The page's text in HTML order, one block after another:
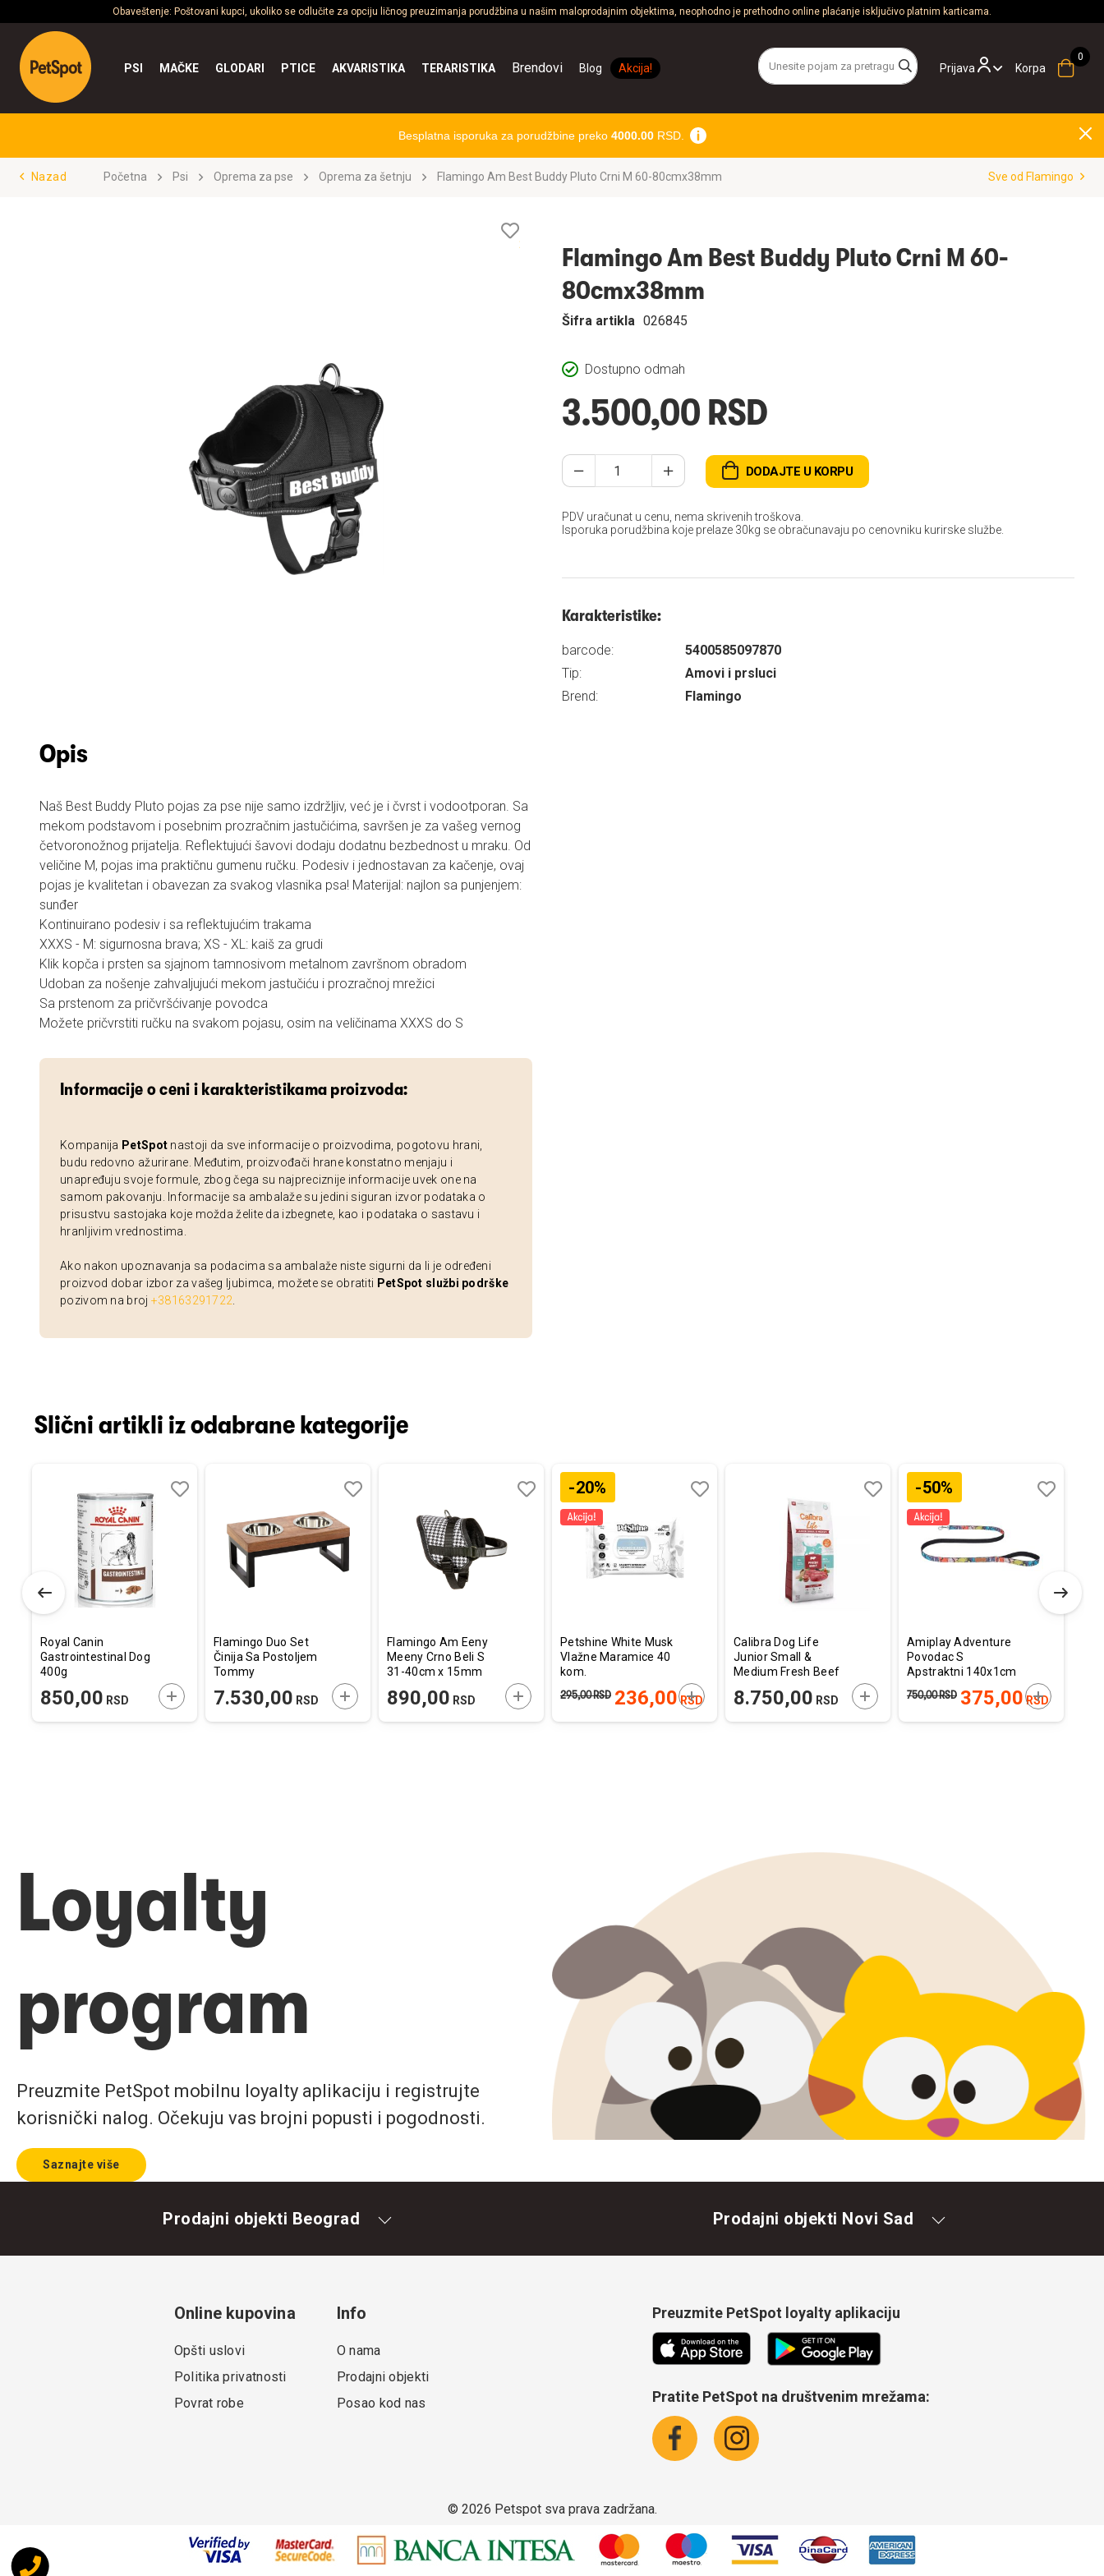
Obaveštenje: Poštovani kupci, ukoliko se odlučite za opciju ličnog preuzimanja porudžbina u našim maloprodajnim objektima, neophodno je prethodno online plaćanje isključivo platnim karticama.
Prijava
PSI MAČKE GLODARI PTICE AKVARISTIKA TERARISTIKA Brendovi Blog Akcija! Korpa
Besplatna isporuka za porudžbine preko 4000.00RSD.
Nazad Početna Psi Oprema za pse Oprema za šetnju Flamingo Am Best Buddy Pluto Crni M 60-80cmx38mm Sve od Flamingo
Opis
Naš Best Buddy Pluto pojas za pse nije samo izdržljiv, već je i čvrst i vodootporan. Sa
mekom podstavom i posebnim prozračnim jastučićima, savršen je za vašeg vernog
četvoronožnog prijatelja. Reflektujući šavovi dodaju dodatnu bezbednost u mraku. Od
veličine M, pojas ima praktičnu gumenu ručku. Podesiv i jednostavan za kačenje, ovaj
pojas je kvalitetan i obavezan za svakog vlasnika psa! Materijal: najlon sa punjenjem:
sunđer
Kontinuirano podesiv i sa reflektujućim trakama
XXXS - M: sigurnosna brava; XS - XL: kaiš za grudi
Klik kopča i prsten sa sjajnom tamnosivom metalnom završnom obradom
Udoban za nošenje zahvaljujući mekom jastučiću i prozračnoj mrežici
Sa prstenom za pričvršćivanje povodca
Možete pričvrstiti ručku na svakom pojasu, osim na veličinama XXXS do S
Informacije o ceni i karakteristikama proizvoda:
Kompanija PetSpot nastoji da sve informacije o proizvodima, pogotovu hrani,
budu redovno ažurirane. Međutim, proizvođači hrane konstatno menjaju i
unapređuju svoje formule, zbog čega su najpreciznije informacije uvek one na
samom pakovanju. Informacije sa ambalaže su jedini siguran izvor podataka o
prisustvu sastojaka koje možda želite da izbegnete, kao i podataka o sastavu i
hranljivim vrednostima.
Ako nakon upoznavanja sa podacima sa ambalaže niste sigurni da li je određeni
proizvod dobar izbor za vašeg ljubimca, možete se obratiti PetSpot službi podrške
pozivom na broj +38163291722
želja
Flamingo Am Best Buddy Pluto Crni M 60-
80cmx38mm
Dostupno odmah
Šifra artikla 026845
3.500,00 RSD
DODAJTE U KORPU
PDV uračunat u cenu, nema skrivenih troškova.
Isporuka porudžbina koje prelaze 30kg se obračunavaju po cenovniku kurirske službe.
Karakteristike:
barcode:
5400585097870
Tip:
Amovi i prsluci
Brend:
Flamingo
Slični artikli iz odabrane kategorije
U KORPU
Royal Canin
Gastrointestinal Dog
400g
850,00 RSD DODAJTE U KORPU
Flamingo Duo Set
Činija Sa Postoljem
Tommy
370ml
7.530,00 RSD DODAJTE U KORPU
u
listu
Flamingo Am Eeny
Meeny Crno Beli S
31-40cm x 15mm
890,00 RSD DODAJTE U KORPU
Uporedi
-20%
Petshine White Musk
Vlažne Maramice 40
kom.
236,00RSD
295,00RSD DODAJTE U KORPU
Calibra Dog Life
Junior Small &
Medium Fresh Beef
8.750,00 RSD DODAJTE U KORPU
Uporedi
-50%
Amiplay Adventure
Povodac S
Apstraktni 140x1cm
375,00RSD
750,00RSD DODAJTE U
Loyalty
program
Preuzmite PetSpot mobilnu loyalty aplikaciju i registrujte
korisnički nalog. Očekuju vas brojni popusti i pogodnosti.
Saznajte više
Prodajni objekti Beograd Prodajni objekti Novi Sad
Online kupovina
Opšti uslovi
Politika privatnosti
Povrat robe
Info
O nama
Prodajni objekti
Posao kod nas
Preuzmite PetSpot loyalty aplikaciju
Pratite PetSpot na društvenim mrežama:
© 2026 Petspot sva prava zadržana.